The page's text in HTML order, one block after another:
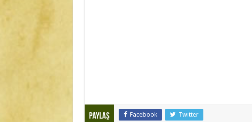
Paylaş Facebook Twitter